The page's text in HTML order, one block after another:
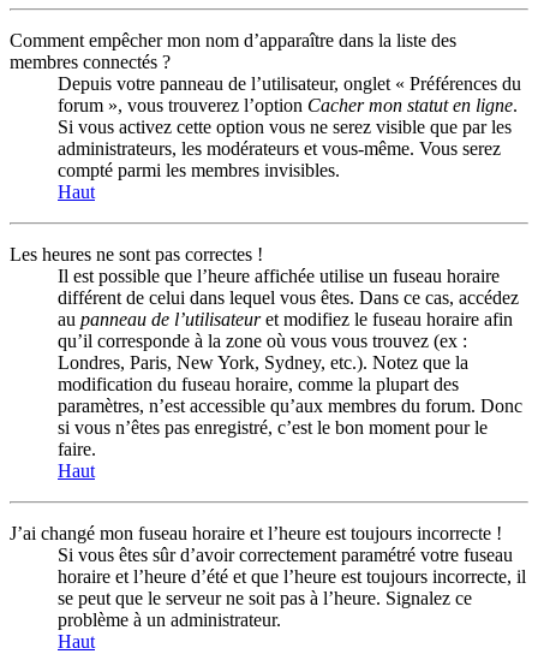
Comment empêcher mon nom d’apparaître dans la liste des
membres connectés ?
Depuis votre panneau de l’utilisateur, onglet « Préférences du
forum », vous trouverez l’option Cacher mon statut en ligne.
Si vous activez cette option vous ne serez visible que par les
administrateurs, les modérateurs et vous-même. Vous serez
compté parmi les membres invisibles.
Haut
Les heures ne sont pas correctes !
Il est possible que l’heure affichée utilise un fuseau horaire
différent de celui dans lequel vous êtes. Dans ce cas, accédez
au panneau de l’utilisateuret modifiez le fuseau horaire afin
qu’il corresponde à la zone où vous vous trouvez (ex :
Londres, Paris, New York, Sydney, etc.). Notez que la
modification du fuseau horaire, comme la plupart des
paramètres, n’est accessible qu’aux membres du forum. Donc
si vous n’êtes pas enregistré, c’est le bon moment pour le
faire.
Haut
J’ai changé mon fuseau horaire et l’heure est toujours incorrecte !
Si vous êtes sûr d’avoir correctement paramétré votre fuseau
horaire et l’heure d’été et que l’heure est toujours incorrecte, il
se peut que le serveur ne soit pas à l’heure. Signalez ce
problème à un administrateur.
Haut